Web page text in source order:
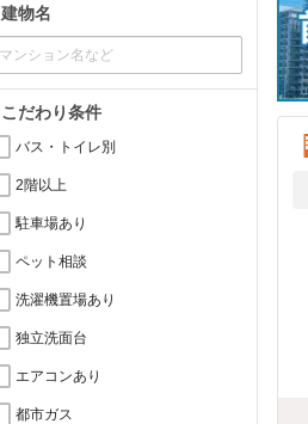
建物名
こだわり条件
バス・トイレ別
2階以上
駐車場あり
ペット相談
洗濯機置場あり
独立洗面台
エアコンあり
都市ガス